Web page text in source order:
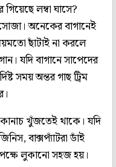
লম্বা ঘাসে?
অনেকের বাগানেই
ছাঁটাই না করলে
যদি বাগানে সাপেদের
সময় অন্তর গাছ ট্রিম
খুঁজতেই থাকে। যদি
বাক্সপ্যাঁটরা ডাঁই
লুকানো সহজ হয়।